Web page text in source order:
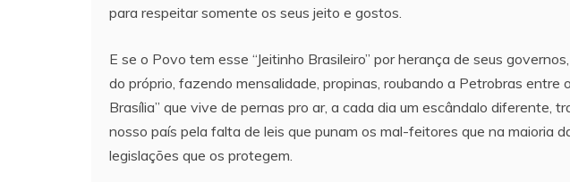
para respeitar somente os seus jeito e gostos.
E se o Povo tem esse “Jeitinho Brasileiro” por herança de seus
do próprio, fazendo mensalidade​, propinas, roubando a Petrobras entre
Brasília” que vive de pernas pro ar, a cada dia um escândalo diferente,
nosso país pela falta de leis que punam os mal-feitores que na maioria
legislações que os protegem.